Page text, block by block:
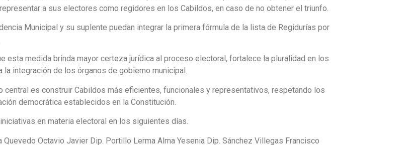
a sus electores como regidores en los Cabildos, en caso de no obtener el triunfo.
Municipal y su suplente puedan integrar la primera fórmula de la lista de Regidurías por
esta medida brinda mayor certeza jurídica al proceso electoral, fortalece la pluralidad en los
integración de los órganos de gobierno municipal.
es construir Cabildos más eficientes, funcionales y representativos, respetando los
democrática establecidos en la Constitución.
en materia electoral en los siguientes días.
Quevedo Octavio Javier Dip. Portillo Lerma Alma Yesenia Dip. Sánchez Villegas Francisco